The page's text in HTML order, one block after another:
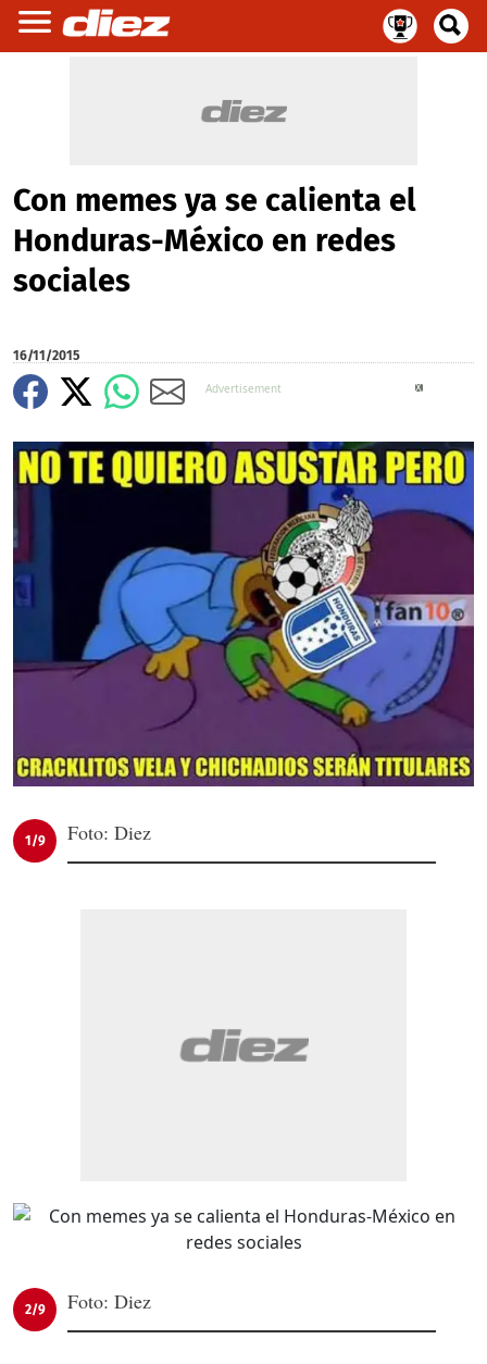
Con memes ya se calienta el
Honduras-México en redes
sociales
16/11/2015
1/9 Foto: Diez
2/9 Foto: Diez
X